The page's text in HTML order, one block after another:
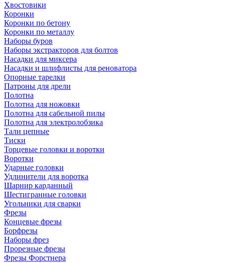
Хвостовики
Коронки
Коронки по бетону
Коронки по металлу
Наборы буров
Наборы экстракторов для болтов
Насадки для миксера
Насадки и шлифлисты для реноватора
Опорные тарелки
Патроны для дрели
Полотна
Полотна для ножовки
Полотна для сабельной пилы
Полотна для электролобзика
Тали цепные
Тиски
Торцевые головки и воротки
Воротки
Ударные головки
Удлинители для воротка
Шарнир карданный
Шестигранные головки
Угольники для сварки
Фрезы
Концевые фрезы
Борфрезы
Наборы фрез
Прорезные фрезы
Фрезы Форстнера